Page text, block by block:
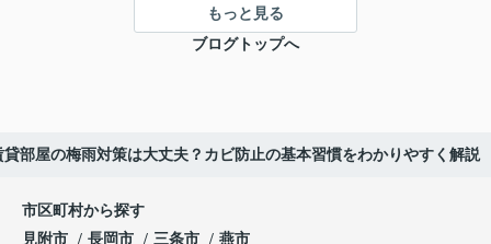
もっと見る
ブログトップへ
貸部屋の梅雨対策は大丈夫？カビ防止の基本習慣をわかりやすく解説
市区町村から探す
見附市
長岡市 三条市 燕市